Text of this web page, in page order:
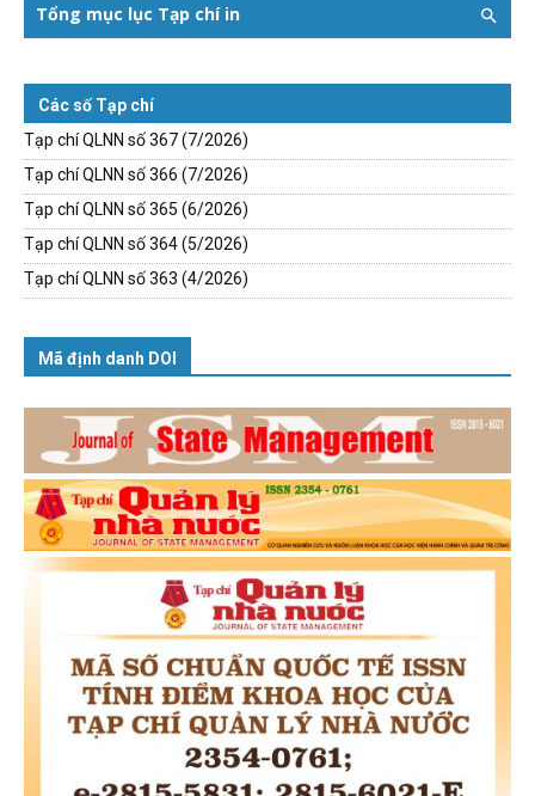
Tổng mục lục Tạp chí in
Các số Tạp chí
Tạp chí QLNN số 367 (7/2026)
Tạp chí QLNN số 366 (7/2026)
Tạp chí QLNN số 365 (6/2026)
Tạp chí QLNN số 364 (5/2026)
Tạp chí QLNN số 363 (4/2026)
Mã định danh DOI